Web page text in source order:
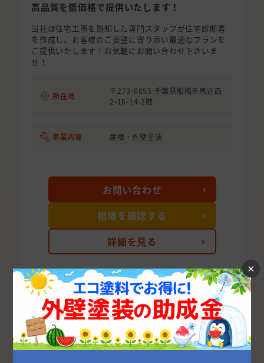
高品質を低価格で提供いたします！
当社は住宅工事を熟知した専門スタッフが住宅診断書
を作成し、お客様のご要望に寄り添い最適なプランを
ご提供いたします！お気軽にお問い合わせ下さいま
せ！
所在地
〒273-0855 千葉県船橋市馬込西
2-18-14-2階
事業内容 屋根・外壁塗装
詳細を見る
お問い合わせ
相場を確認する
次の10件を表示する
×